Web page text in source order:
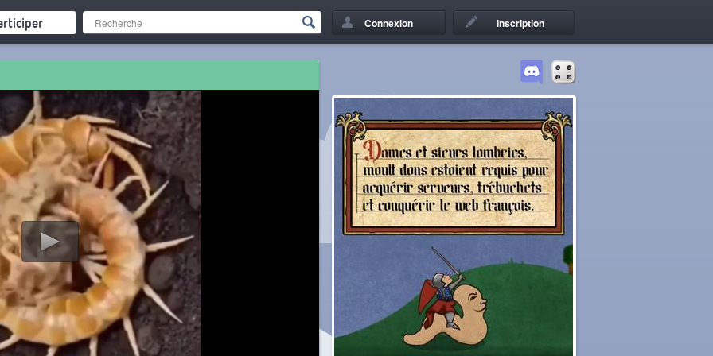
Connexion Inscription